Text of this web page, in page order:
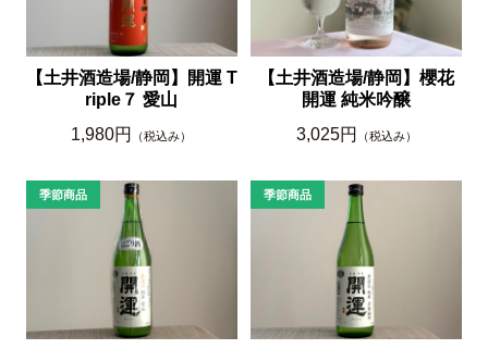
【土井酒造場/静岡】開運 T
riple７ 愛山
1,980円
（税込み）
【土井酒造場/静岡】櫻花
開運 純米吟醸
3,025円
（税込み）